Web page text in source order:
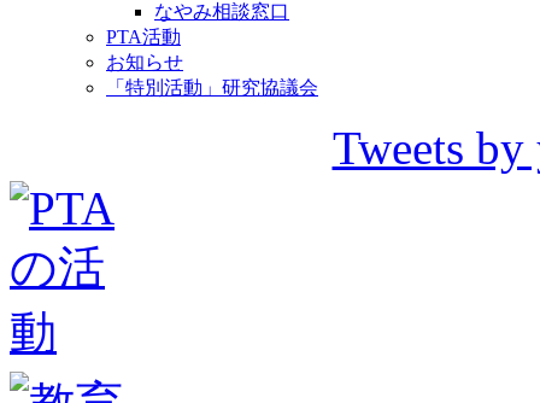
なやみ相談窓口
PTA活動
お知らせ
「特別活動」研究協議会
Tweets